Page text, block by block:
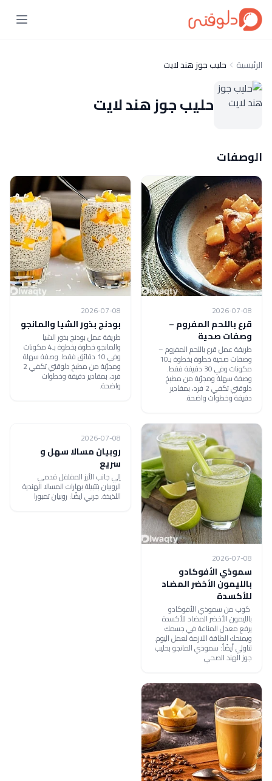
الرئيسية حليب جوز هند لايت
حليب جوز هند لايت
الوصفات
2026-07-08
قرع باللحم المفروم –
وصفات صحية
طريقة عمل قرع باللحم المفروم –
وصفات صحية خطوة بخطوة بـ10
مكونات وفي 30 دقيقة فقط.
وصفة سهلة ومجرّبة من مطبخ
دلوقتي تكفي 2 فرد، بمقادير
دقيقة وخطوات واضحة.
2026-07-08
بودنج بذور الشيا والمانجو
طريقة عمل بودنج بذور الشيا
والمانجو خطوة بخطوة بـ4 مكونات
وفي 10 دقائق فقط. وصفة سهلة
ومجرّبة من مطبخ دلوقتي تكفي 2
فرد، بمقادير دقيقة وخطوات
واضحة.
2026-07-08
سموذي الأفوكادو
بالليمون الأخضر المضاد
للأكسدة
كوب من سموذي الأفوكادو
بالليمون الأخضر المضاد للأكسدة
يرفع معدل المناعة في جسمك
ويمنحك الطاقة اللازمة لعمل اليوم.
تناولي أيضًأ: سموذي المانجو بحليب
جوز الهند الصحي
2026-07-08
روبيان مسالا سهل و
سريع
إلي جانب الأرز المفلفل قدمي
الروبيان بتتبيلة بهارات المسالا الهندية
اللذيذة. جربي ايضًا: روبيان تمبورا